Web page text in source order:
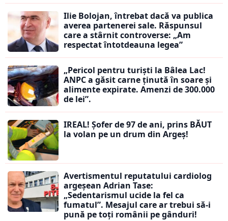
Ilie Bolojan, întrebat dacă va publica
averea partenerei sale. Răspunsul
care a stârnit controverse: „Am
respectat întotdeauna legea”
„Pericol pentru turiști la Bâlea Lac!
ANPC a găsit carne ținută în soare și
alimente expirate. Amenzi de 300.000
de lei”.
IREAL! Șofer de 97 de ani, prins BĂUT
la volan pe un drum din Argeș!
Avertismentul reputatului cardiolog
argeșean Adrian Tase:
„Sedentarismul ucide la fel ca
fumatul”. Mesajul care ar trebui să-i
pună pe toți românii pe gânduri!